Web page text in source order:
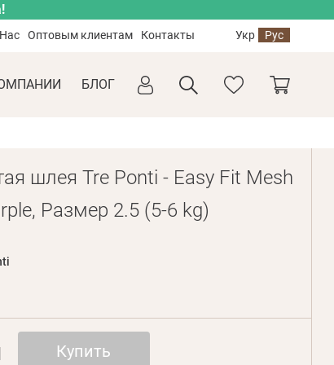
Оптовым клиентам Контакты Укр Рус
БЛОГ
шлея Tre Ponti - Easy Fit Mesh
Размер 2.5 (5-6 kg)
Купить